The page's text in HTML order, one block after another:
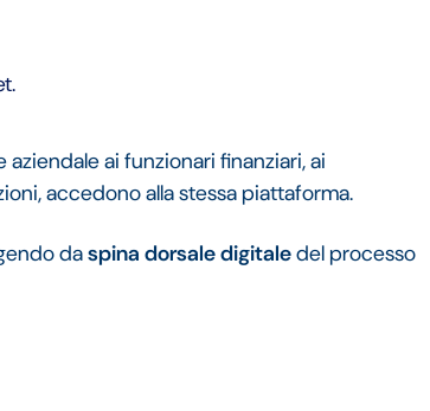
ai funzionari finanziari, ai
accedono alla stessa piattaforma.
daspina dorsale digitaledel processo